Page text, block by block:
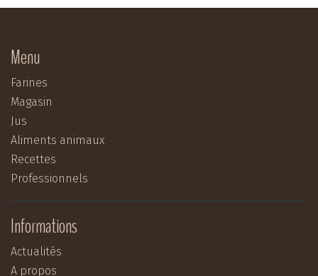
Menu
Farines
Magasin
Jus
Aliments animaux
Recettes
Professionnels
Informations
Actualités
A propos